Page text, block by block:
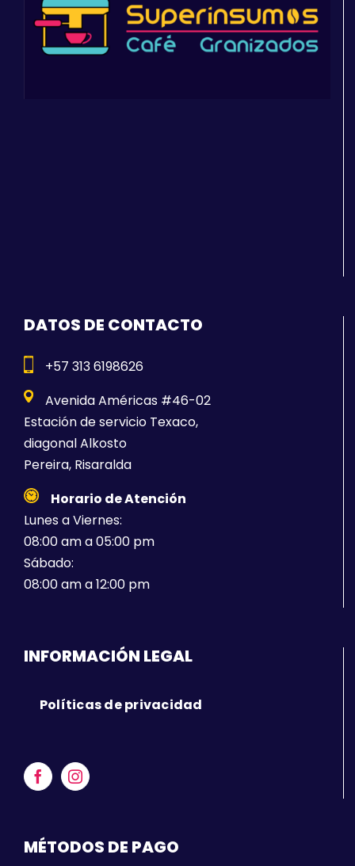
DATOS DE CONTACTO
+57 313 6198626
Avenida Américas #46-02
Estación de servicio Texaco,
diagonal Alkosto
Pereira, Risaralda
Horario de Atención
Lunes a Viernes:
08:00 am a 05:00 pm
Sábado:
08:00 am a 12:00 pm
INFORMACIÓN LEGAL
Políticas de privacidad
MÉTODOS DE PAGO